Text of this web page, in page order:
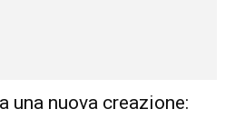
una nuova creazione: